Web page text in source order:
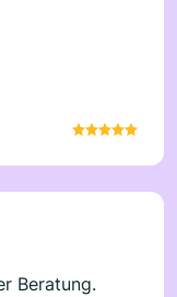
"pure
Beratung.